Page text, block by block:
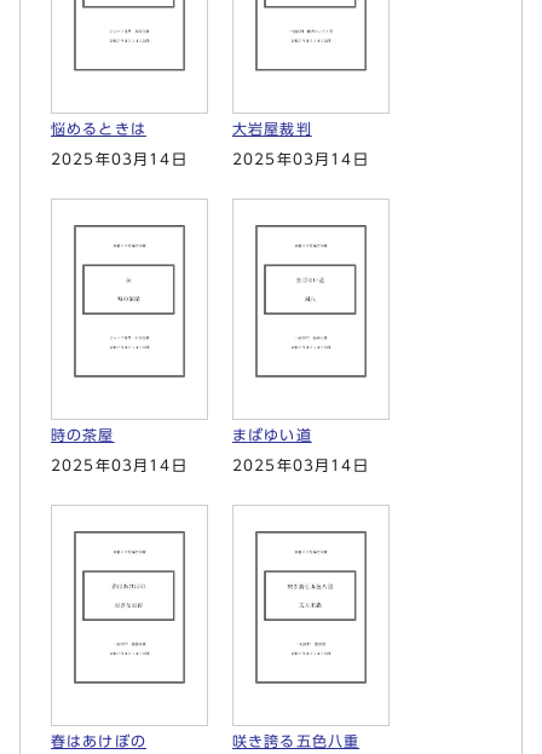
悩めるときは
2025年03月14日
大岩屋裁判
2025年03月14日
時の茶屋
2025年03月14日
まばゆい道
2025年03月14日
春はあけぼの 咲き誇る五色八重